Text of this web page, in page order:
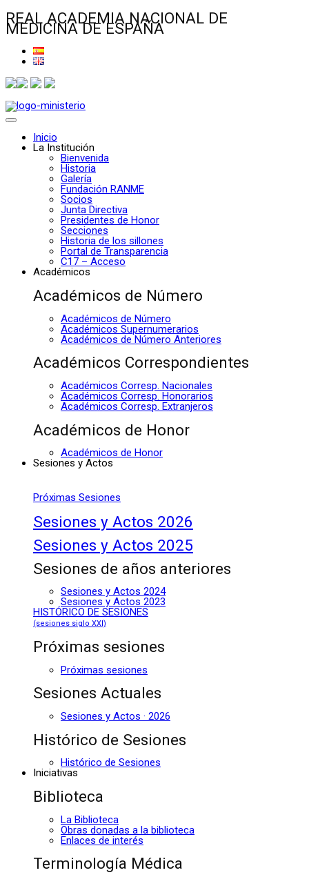
REAL ACADEMIA NACIONAL DE
MEDICINA DE ESPAÑA
Inicio
La Institución
Bienvenida
Historia
Galería
Fundación RANME
Socios
Junta Directiva
Presidentes de Honor
Secciones
Historia de los sillones
Portal de Transparencia
C17 – Acceso
Académicos
Académicos de Número
Académicos de Número
Académicos Supernumerarios
Académicos de Número Anteriores
Académicos Correspondientes
Académicos Corresp. Nacionales
Académicos Corresp. Honorarios
Académicos Corresp. Extranjeros
Académicos de Honor
Académicos de Honor
Sesiones y Actos
Próximas Sesiones
Sesiones y Actos 2026
Sesiones y Actos 2025
Sesiones de años anteriores
Sesiones y Actos 2024
Sesiones y Actos 2023
HISTÓRICO DE SESIONES
(sesiones siglo XXI)
Próximas sesiones
Próximas sesiones
Sesiones Actuales
Sesiones y Actos · 2026
Histórico de Sesiones
Histórico de Sesiones
Iniciativas
Biblioteca
La Biblioteca
Obras donadas a la biblioteca
Enlaces de interés
Terminología Médica